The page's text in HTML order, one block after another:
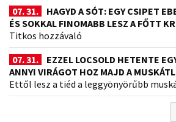
07. 31.
HAGYD A SÓT: EGY CSIPET
ÉS SOKKAL FINOMABB LESZ A FŐTT
Titkos hozzávaló
07. 31.
EZZEL LOCSOLD HETENTE
ANNYI VIRÁGOT HOZ MAJD A
Ettől lesz a tiéd a leggyönyörűbb